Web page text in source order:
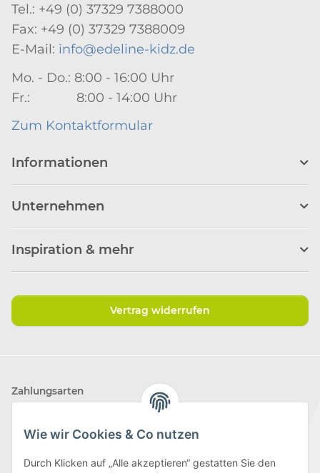
Wie wir Cookies & Co nutzen
Durch Klicken auf „Alle akzeptieren“ gestatten Sie den
Tel.: +49 (0) 37329 7388000
Fax: +49 (0) 37329 7388009
E-Mail: info@edeline-kidz.de
Mo. - Do.: 8:00 - 16:00 Uhr
Fr.: 8:00 - 14:00 Uhr
Zum Kontaktformular
Informationen
Unternehmen
Inspiration & mehr
Vertrag widerrufen
Zahlungsarten